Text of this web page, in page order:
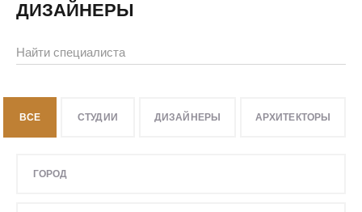
ДИЗАЙНЕРЫ
"Вид"
ВСЕ СТУДИИ ДИЗАЙНЕРЫ АРХИТЕКТОРЫ
ГОРОД